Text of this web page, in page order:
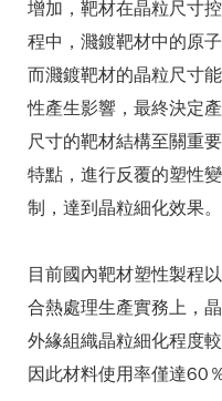
增加，靶材在晶粒尺寸
程中，濺鍍靶材中的原
而濺鍍靶材的晶粒尺寸
性產生影響，最終決定
尺寸的靶材結構至關重
特點，進行反覆的塑性
制，達到晶粒細化效果。
目前國內靶材塑性製程
合熱處理生產實務上，
外緣組織晶粒細化程度
因此材料使用率僅達60％